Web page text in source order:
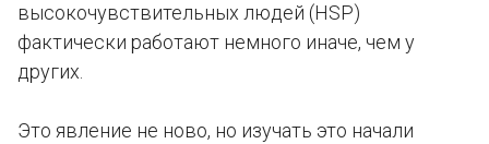
высокочувствительных людей (HSP)
фактически работают немного иначе, чем у
других.
Это явление не ново, но изучать это начали